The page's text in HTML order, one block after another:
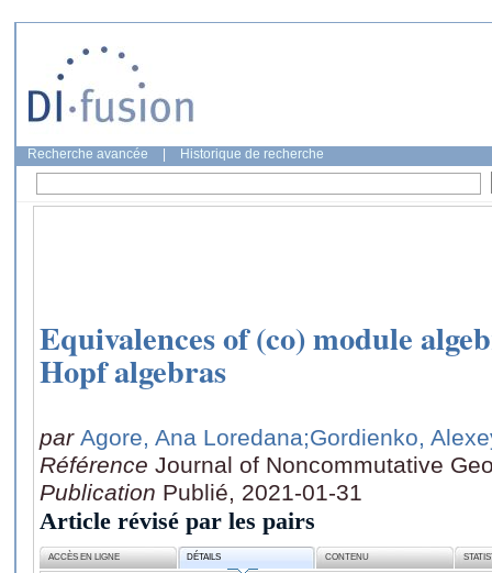
Recherche avancée Historique de recherche
Equivalences of (co) module
Hopf algebras
par Agore, Ana Loredana;Gordienko,
Référence Journal of Noncommutative
Publication Publié, 2021-01-31
Article révisé par les pairs
ACCÈS EN LIGNE DÉTAILS CONTENU